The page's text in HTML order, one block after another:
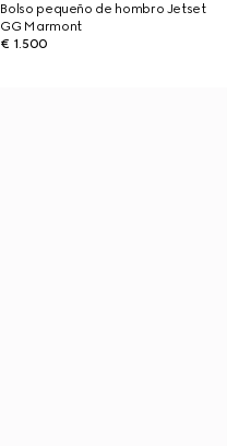
Bolso pequeño de hombro Jetset
GG Marmont
€ 1.500